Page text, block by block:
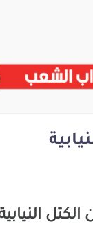
النيابية ( من الفصل 13